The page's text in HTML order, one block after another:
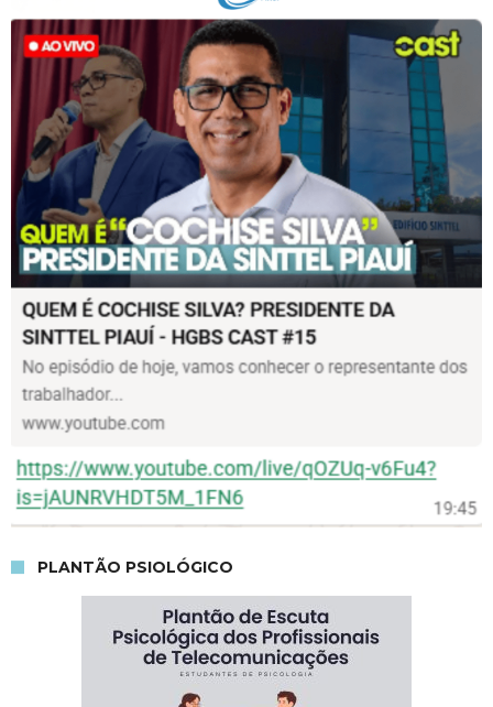
PLANTÃO PSIOLÓGICO